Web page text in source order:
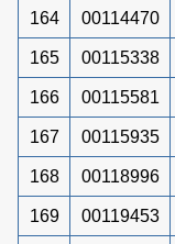
164 00114470
165 00115338
166 00115581
167 00115935
168 00118996
169 00119453